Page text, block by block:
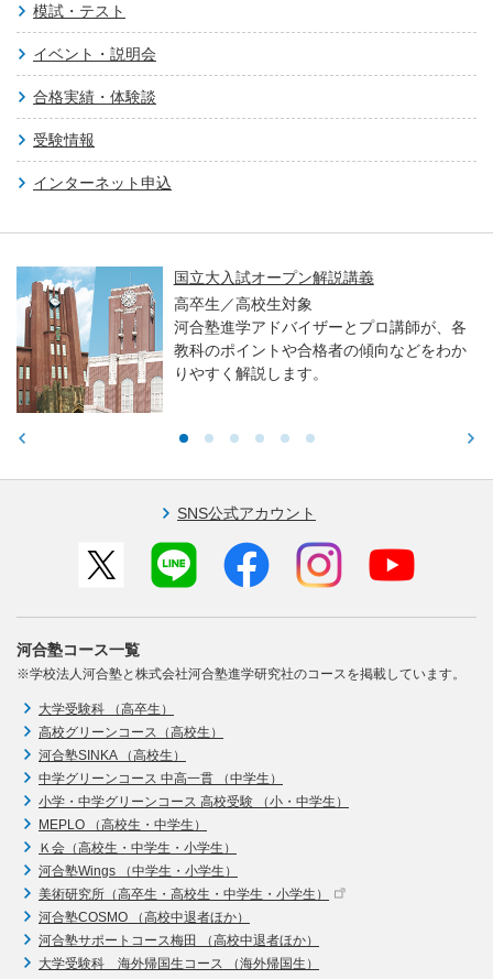
模試・テスト
イベント・説明会
合格実績・体験談
受験情報
インターネット申込
国立大入試オープン解説講義
高卒生／高校生対象
河合塾進学アドバイザーとプロ講師が、各
教科のポイントや合格者の傾向などをわか
りやすく解説します。
SNS公式アカウント
河合塾コース一覧
※学校法人河合塾と株式会社河合塾進学研究社のコースを掲載しています。
大学受験科 （高卒生）
高校グリーンコース（高校生）
河合塾SINKA （高校生）
中学グリーンコース 中高一貫 （中学生）
小学・中学グリーンコース 高校受験 （小・中学生）
MEPLO （高校生・中学生）
Ｋ会（高校生・中学生・小学生）
河合塾Wings （中学生・小学生）
美術研究所（高卒生・高校生・中学生・小学生）
河合塾COSMO （高校中退者ほか）
河合塾サポートコース梅田 （高校中退者ほか）
大学受験科 海外帰国生コース （海外帰国生）